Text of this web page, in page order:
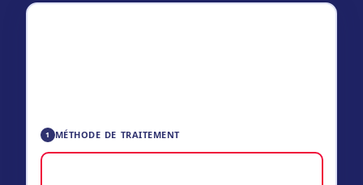
1 MÉTHODE DE TRAITEMENT